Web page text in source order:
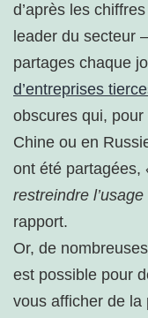
d’après les
leader du secteur
partages chaque
d’entreprises
obscures qui,
Chine ou en
ont été partagées,
restreindre l’usage
rapport.
Or, de
est possible pour
vous afficher de la